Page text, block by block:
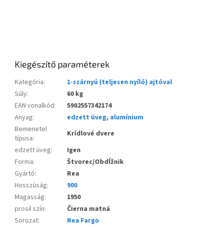
Kiegészítő paraméterek
Kategória:
1-szárnyú (teljesen nyíló) ajtóval
Súly:
60 kg
EAN vonalkód:
5902557342174
Anyag: edzett üveg, alumínium
Bemenetel
típusa:
Krídlové dvere
edzett üveg:
Igen
Forma:
Štvorec/Obdĺžnik
Gyártó:
Rea
Hosszúság:
900
Magasság:
1950
prosil szín:
Čierna matná
Sorozat:
Rea Fargo